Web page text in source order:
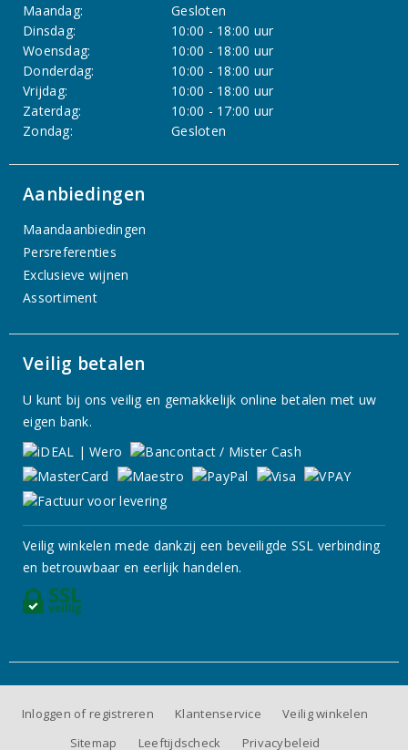
Maandag:
Gesloten
Dinsdag:
10:00 - 18:00 uur
Woensdag:
10:00 - 18:00 uur
Donderdag:
10:00 - 18:00 uur
Vrijdag:
10:00 - 18:00 uur
Zaterdag:
10:00 - 17:00 uur
Zondag:
Gesloten
Aanbiedingen
Maandaanbiedingen
Persreferenties
Exclusieve wijnen
Assortiment
Veilig betalen
U kunt bij ons veilig en gemakkelijk online betalen met uw
eigen bank.
Veilig winkelen mede dankzij een beveiligde SSL verbinding
en betrouwbaar en eerlijk handelen.
Inloggen of registreren Klantenservice
Veilig winkelen
Sitemap
Leeftijdscheck Privacybeleid